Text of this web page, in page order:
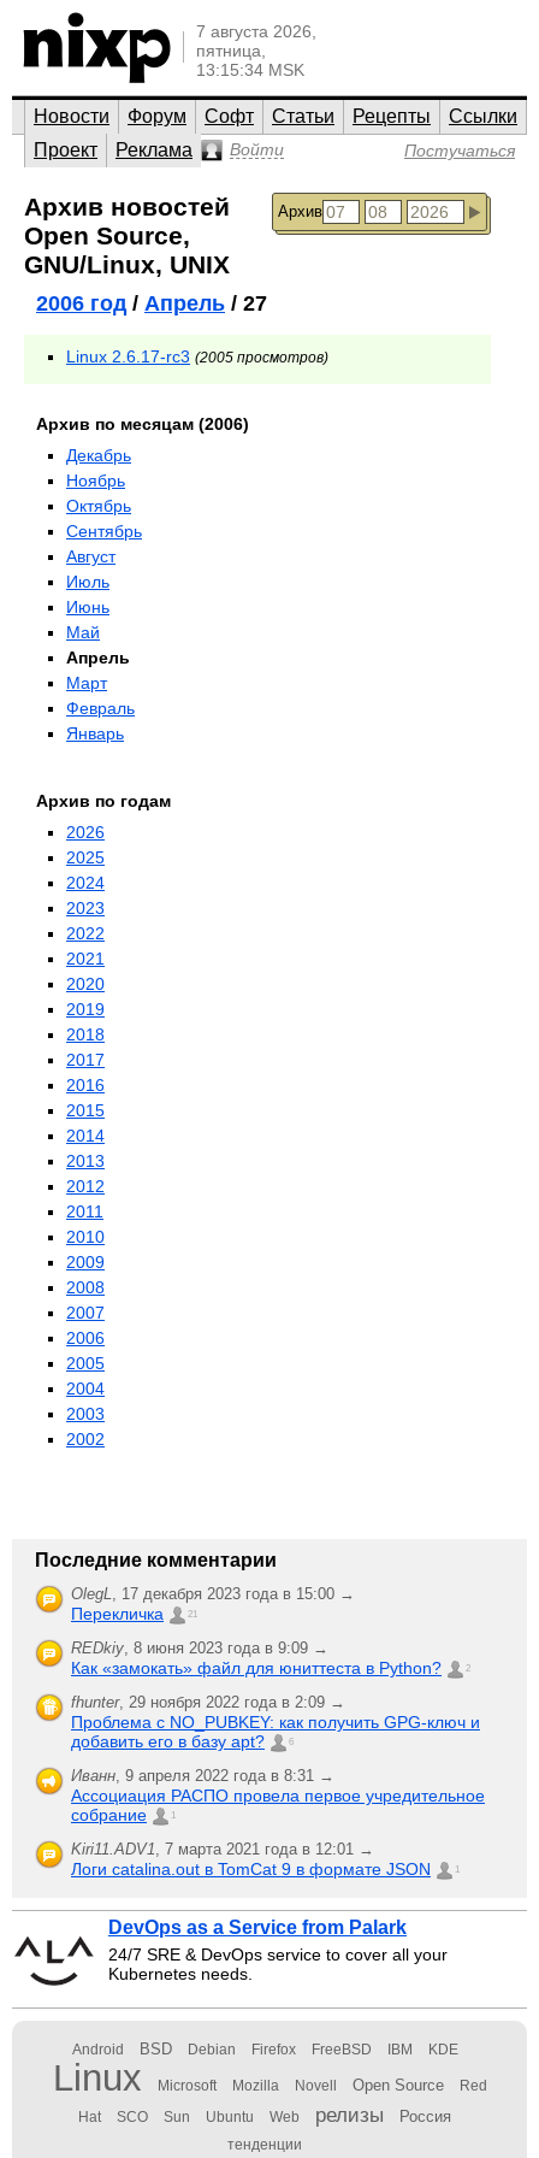
7 августа 2026,
пятница,
13:15:34 MSK
Новости Форум Софт Статьи Рецепты
Ссылки
Проект
Реклама Войти Постучаться
Архив
Архив новостей
Open Source,
GNU/Linux, UNIX
2006 год/ Апрель / 27
Linux 2.6.17-rc3 (2005 просмотров)
Архив по месяцам (2006)
Декабрь
Ноябрь
Октябрь
Сентябрь
Август
Июль
Июнь
Май
Апрель
Март
Февраль
Январь
Архив по годам
2026
2025
2024
2023
2022
2021
2020
2019
2018
2017
2016
2015
2014
2013
2012
2011
2010
2009
2008
2007
2006
2005
2004
2003
2002
Последние комментарии
OlegL, 17 декабря 2023 года в 15:00 →
Перекличка 21
REDkiy, 8 июня 2023 года в 9:09 →
Как «замокать» файл для юниттеста в Python? 2
fhunter, 29 ноября 2022 года в 2:09 →
Проблема с NO_PUBKEY: как получить GPG-ключ и
добавить его в базу apt?
6
Иванн, 9 апреля 2022 года в 8:31 →
Ассоциация РАСПО провела первое учредительное
собрание
1
Kiri11.ADV1, 7 марта 2021 года в 12:01 →
Логи catalina.out в TomCat 9 в формате JSON 1
DevOps as a Service from Palark
24/7 SRE & DevOps service to cover all your
Kubernetes needs.
Android BSD Debian Firefox FreeBSD IBM KDE
Linux Microsoft Mozilla Novell Open Source Red
Hat SCO Sun Ubuntu Web релизы Россия
тенденции